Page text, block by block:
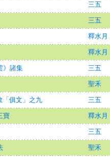
三五
三五
釋水月
釋水月
》諸集 三五
聖禾
「俱文」之九 三五
寶 釋水月
三五
聖禾